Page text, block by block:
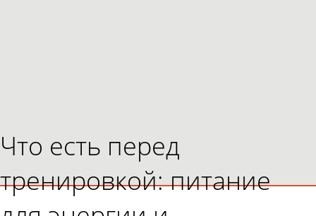
Что есть перед
тренировкой: питание